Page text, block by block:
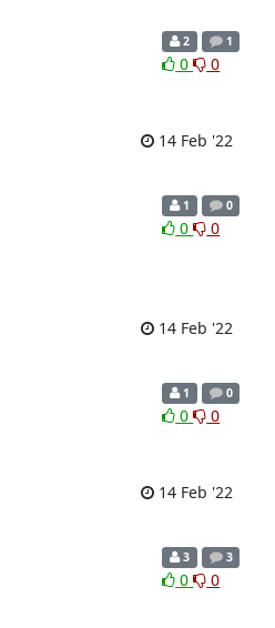
2 1
0 0
14 Feb '22
1 0
0 0
14 Feb '22
1 0
0 0
14 Feb '22
3 3
0 0